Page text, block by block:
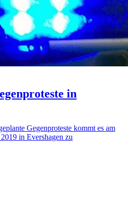
in
Gegenproteste kommt es am
in Evershagen zu